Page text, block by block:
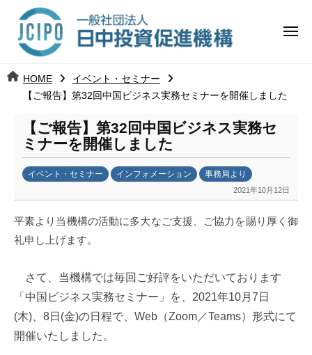
ツ 日
中
投
資
促
進
構
j
メ
HOME
イベント・セミナー
【ご報告】第32回中国ビジネス実務セミナーを開催しました
【ご報告】第32回中国ビジネス実務セ
ミナーを開催しました
イベント・セミナー インフォメーション 事務局より
2021年10月12日
k
a
a
u
平素より当機構の活動に多大なご支援、ご協力を賜り厚く御
礼申し上げます。
さて、当機構では毎回ご好評をいただいております
「中国ビジネス実務セミナー」を、2021年10月7日
(木)、8日(金)の日程で、Web（Zoom／Teams）形式にて
開催いたしました。
日
中
資
進
機
構